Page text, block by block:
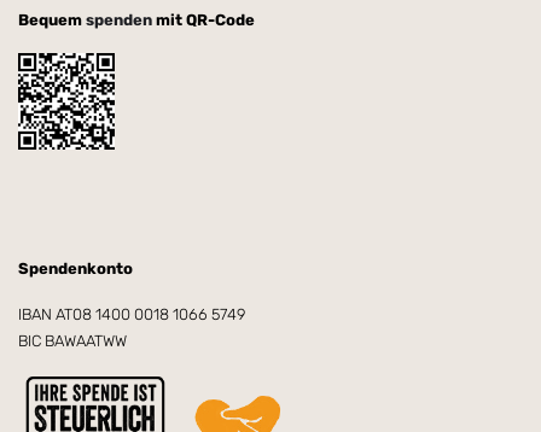
Bequem spenden mit QR-Code
Spendenkonto
IBAN AT08 1400 0018 1066 5749
BIC BAWAATWW